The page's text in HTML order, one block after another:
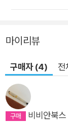
마이리뷰
구매자 (4) 전
비비안북스